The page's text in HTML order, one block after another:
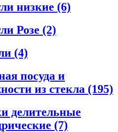
низкие (6)
Розе (2)
(4)
посуда и
из стекла (195)
делительные
(7)